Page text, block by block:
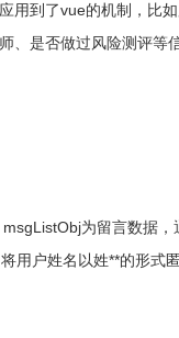
用到了vue的机制，比
、是否做过风险测评等
为留言数据
用户姓名以姓**的形式